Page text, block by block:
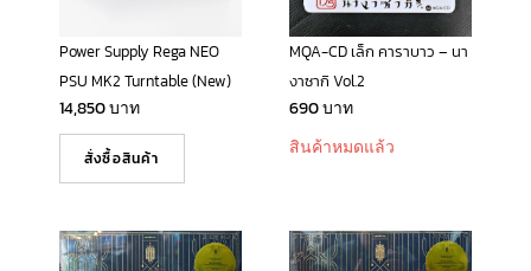
Power Supply Rega NEO
PSU MK2 Turntable (New)
14,850บาท
สั่งซื้อสินค้า
MQA-CD เล็ก คาราบาว – นา
งาซากิ Vol.2
690บาท
สินค้าหมดแล้ว